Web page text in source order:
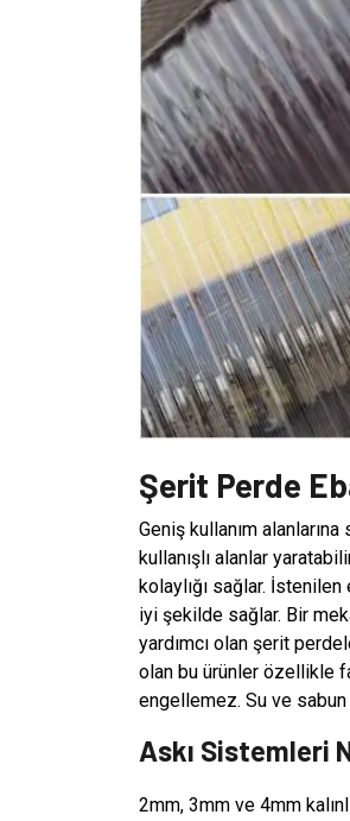
Şerit Perde
Geniş kullanım
kullanışlı alanlar
kolaylığı sağlar.
iyi şekilde sağlar. Bir
yardımcı olan şerit
olan bu ürünler özellikle
engellemez. Su ve
Askı Sistemleri
2mm, 3mm ve 4mm